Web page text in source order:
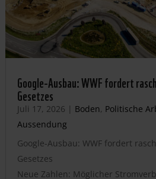
Google-Ausbau: WWF fordert
Gesetzes
Juli 17, 2026 | Boden, Politische
Aussendung
Google-Ausbau: WWF fordert
Gesetzes
Neue Zahlen: Möglicher